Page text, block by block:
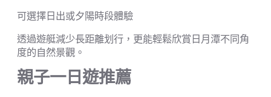
可選擇日出或夕陽時段體驗
透過遊艇減少長距離划行，更能輕鬆欣賞日月潭不同角
度的自然景觀。
親子一日遊推薦